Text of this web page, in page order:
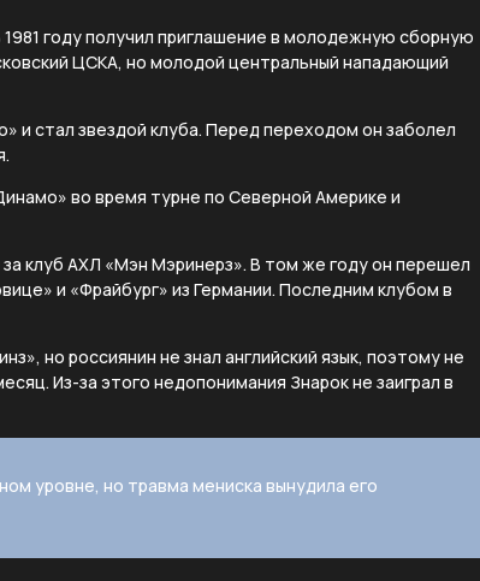
1981 году получил приглашение в молодежную сборную
ЦСКА, но молодой центральный нападающий
и стал звездой клуба. Перед переходом он заболел
во время турне по Северной Америке и
клуб АХЛ «Мэн Мэринерз». В том же году он перешел
и «Фрайбург» из Германии. Последним клубом в
но россиянин не знал английский язык, поэтому не
Из-за этого недопонимания Знарок не заиграл в
уровне, но травма мениска вынудила его